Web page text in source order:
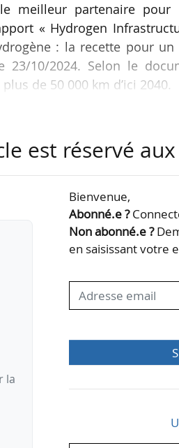
meilleur partenaire pour
« Hydrogen
: la recette pour
23/10/2024. Selon le
de 50 000 km d’ici 2040.
est réservé
la
Bienvenue,
Abonné.e ?
Non abonné.e ?
en saisissant votre